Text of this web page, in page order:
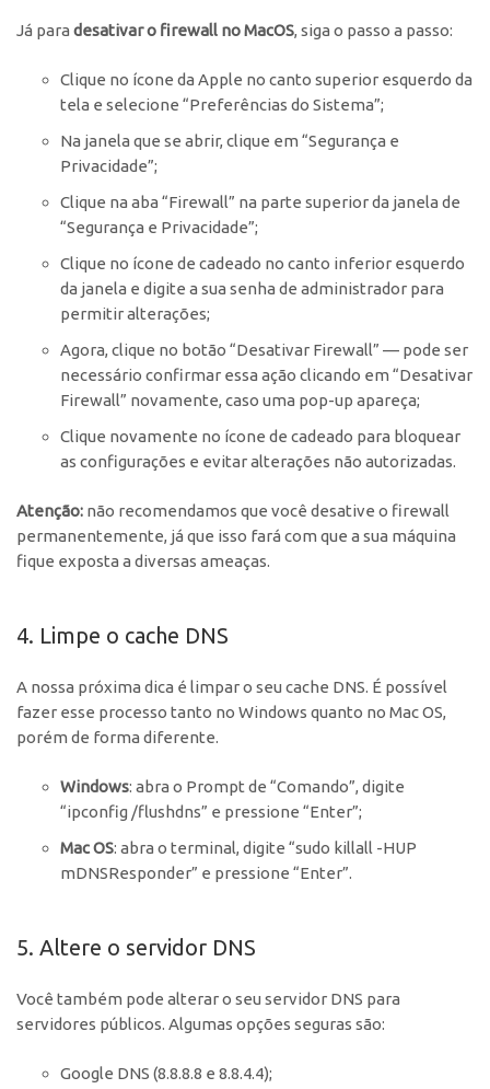
Já para desativar o firewall no MacOS, siga o passo a passo:
Clique no ícone da Apple no canto superior esquerdo da
tela e selecione “Preferências do Sistema”;
Na janela que se abrir, clique em “Segurança e
Privacidade”;
Clique na aba “Firewall” na parte superior da janela de
“Segurança e Privacidade”;
Clique no ícone de cadeado no canto inferior esquerdo
da janela e digite a sua senha de administrador para
permitir alterações;
Agora, clique no botão “Desativar Firewall” — pode ser
necessário confirmar essa ação clicando em “Desativar
Firewall” novamente, caso uma pop-up apareça;
Clique novamente no ícone de cadeado para bloquear
as configurações e evitar alterações não autorizadas.
Atenção: não recomendamos que você desative o firewall
permanentemente, já que isso fará com que a sua máquina
fique exposta a diversas ameaças.
4. Limpe o cache DNS
A nossa próxima dica é limpar o seu cache DNS. É possível
fazer esse processo tanto no Windows quanto no Mac OS,
porém de forma diferente.
Windows: abra o Prompt de “Comando”, digite
“ipconfig /flushdns” e pressione “Enter”;
Mac OS: abra o terminal, digite “sudo killall -HUP
mDNSResponder” e pressione “Enter”.
5. Altere o servidor DNS
Você também pode alterar o seu servidor DNS para
servidores públicos. Algumas opções seguras são:
Google DNS (8.8.8.8 e 8.8.4.4);